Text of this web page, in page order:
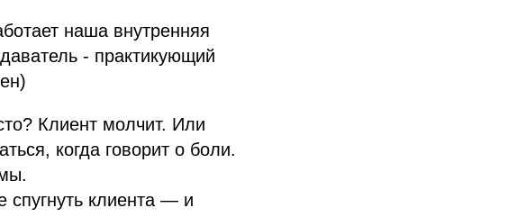
наша внутренняя
- практикующий
Клиент молчит. Или
когда говорит о боли.
спугнуть клиента — и